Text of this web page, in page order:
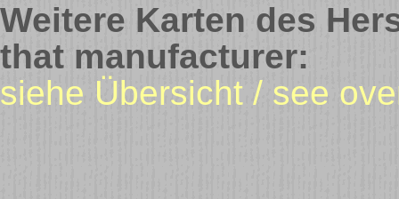
Weitere Karten des
that manufacturer:
siehe Übersicht / see